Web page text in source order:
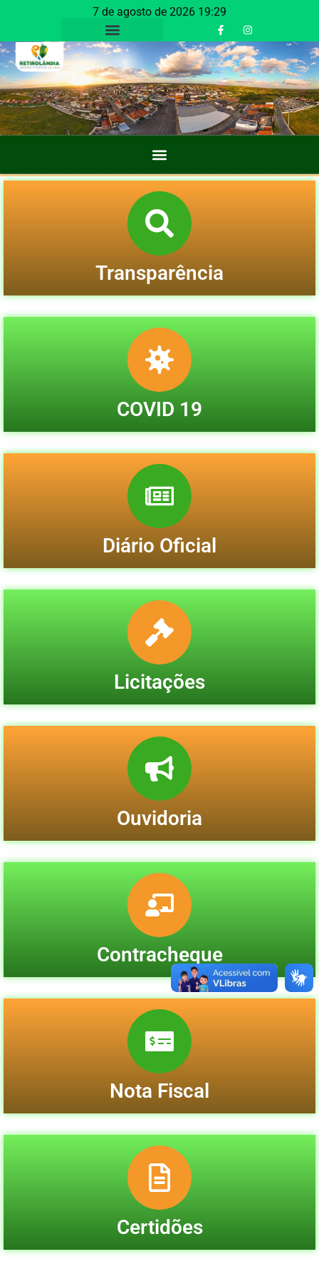
7 de agosto de 2026 19:29
Transparência
COVID 19
Diário Oficial
Licitações
Ouvidoria
Contracheque
Nota Fiscal
Certidões